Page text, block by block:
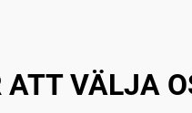
VÄLJA